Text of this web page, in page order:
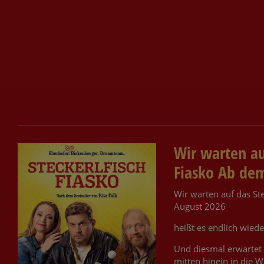
Wir warten
Fiasko Ab
Wir warten auf das
August 2026
heißt es endlich
Und diesmal
mitten hinein in die